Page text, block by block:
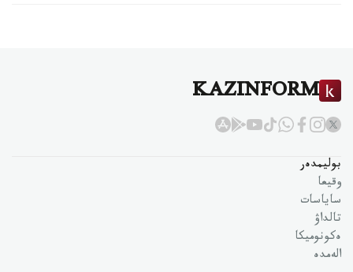
KAZINFORM
بوليمدەر
وقيعا
ساياسات
تالداۋ
ەكونوميكا
الەمدە